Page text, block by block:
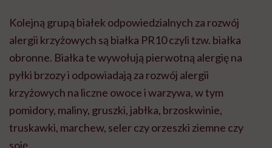
Kolejną grupą białek odpowiedzialnych za rozwój
alergii krzyżowych są białka PR10 czyli tzw. białka
obronne. Białka te wywołują pierwotną alergię na
pyłki brzozy i odpowiadają za rozwój alergii
krzyżowych na liczne owoce i warzywa, w tym
pomidory, maliny, gruszki, jabłka, brzoskwinie,
truskawki, marchew, seler czy orzeszki ziemne czy
soję